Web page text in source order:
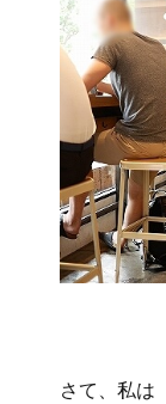
さて、私は